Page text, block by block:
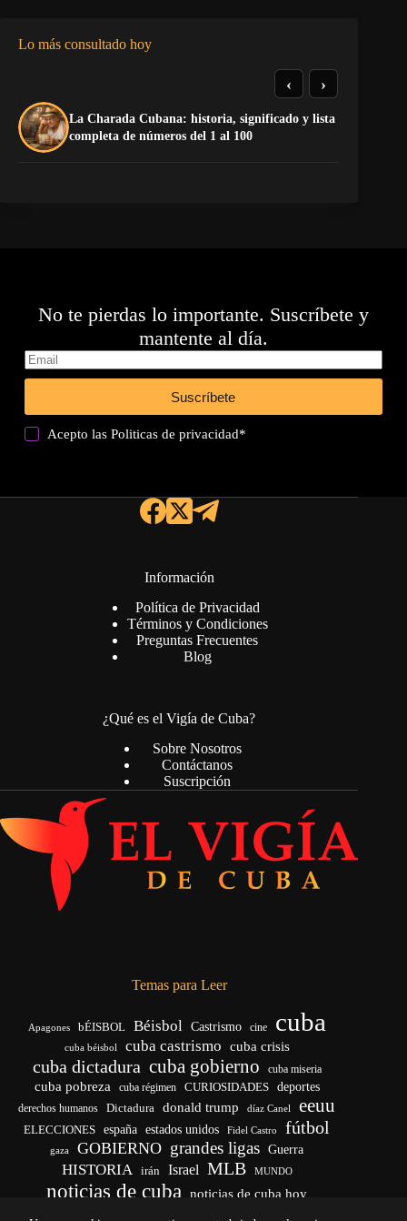
Lo más consultado hoy
La Charada Cubana: historia, significado y lista
completa de números del 1 al 100
‹ ›
No te pierdas lo importante. Suscríbete y
mantente al día.
Suscríbete
Acepto lasPoliticas de privacidad*
Información
Política de Privacidad
Términos y Condiciones
Preguntas Frecuentes
Blog
¿Qué es el Vigía de Cuba?
Sobre Nosotros
Contáctanos
Suscripción
Temas para Leer
Apagones bÉISBOL Béisbol Castrismo cine cuba
cuba béisbol cuba castrismo cuba crisis
cuba dictadura cuba gobierno cuba miseria
cuba pobreza cuba régimen CURIOSIDADES deportes
derechos humanos Dictadura donald trump díaz Canel eeuu
ELECCIONES españa estados unidos Fidel Castro fútbol
gaza GOBIERNO grandes ligas Guerra
HISTORIA irán Israel MLB MUNDO
noticias de cuba
noticias de cuba hoy